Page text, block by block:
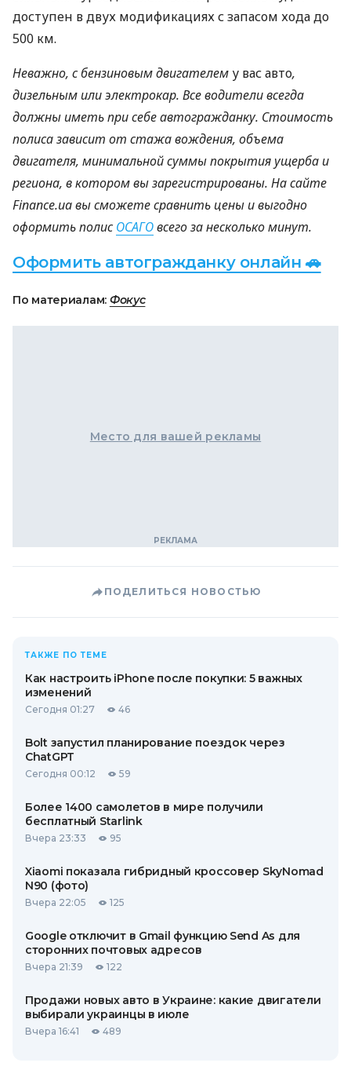
доступен в двух модификациях с запасом хода до
500 км.
Неважно, с бензиновым двигателем у вас авто,
дизельным или электрокар. Все водители всегда
должны иметь при себе автогражданку. Стоимость
полиса зависит от стажа вождения, объема
двигателя, минимальной суммы покрытия ущерба и
региона, в котором вы зарегистрированы. На сайте
Finance.ua вы сможете сравнить цены и выгодно
оформить полисОСАГОвсего за несколько минут.
Оформить автогражданку онлайн 🚗
По материалам: Фокус
Место для вашей рекламы
ПОДЕЛИТЬСЯ НОВОСТЬЮ
ТАКЖЕ ПО ТЕМЕ
Как настроить iPhone после покупки: 5 важных
изменений
Сегодня 01:27 46
Bolt запустил планирование поездок через
ChatGPT
Сегодня 00:12 59
Более 1400 самолетов в мире получили
бесплатный Starlink
Вчера 23:33 95
Xiaomi показала гибридный кроссовер SkyNomad
N90 (фото)
Вчера 22:05 125
Google отключит в Gmail функцию Send As для
сторонних почтовых адресов
Вчера 21:39 122
Продажи новых авто в Украине: какие двигатели
выбирали украинцы в июле
Вчера 16:41 489